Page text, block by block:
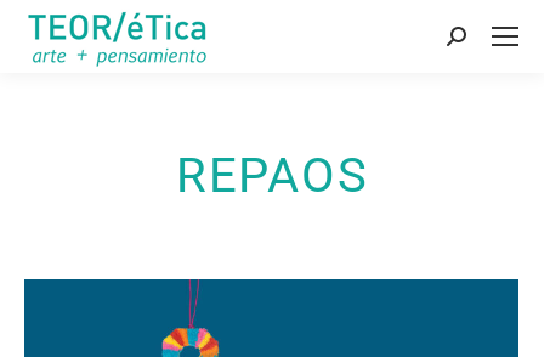
Buscar:
REPAOS